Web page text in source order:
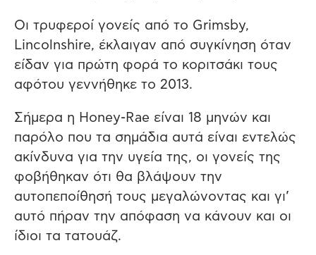
Οι τρυφεροί γονείς από το Grimsby,
Lincolnshire, έκλαιγαν από συγκίνηση όταν
είδαν για πρώτη φορά το κοριτσάκι τους
αφότου γεννήθηκε το 2013.
Σήμερα η Honey-Rae είναι 18 μηνών και
παρόλο που τα σημάδια αυτά είναι εντελώς
ακίνδυνα για την υγεία της, οι γονείς της
φοβήθηκαν ότι θα βλάψουν την
αυτοπεποίθησή τους μεγαλώνοντας και γι’
αυτό πήραν την απόφαση να κάνουν και οι
ίδιοι τα τατουάζ.